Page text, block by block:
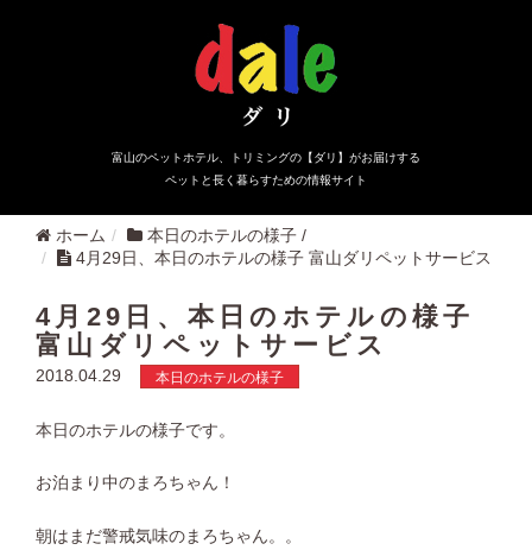
富山のペットホテル、トリミングの【ダリ】がお届けする
ペットと長く暮らすための情報サイト
ホーム 本日のホテルの様子 /
4月29日、本日のホテルの様子 富山ダリペットサービス
4月29日、本日のホテルの様子
富山ダリペットサービス
2018.04.29 本日のホテルの様子
本日のホテルの様子です。
お泊まり中のまろちゃん！
朝はまだ警戒気味のまろちゃん。。